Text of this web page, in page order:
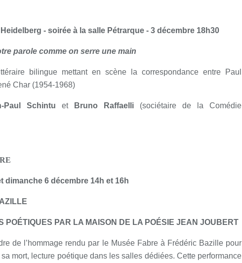
- soirée à la salle Pétrarque - 3 décembre 18h30
parole comme on serre une main
bilingue mettant en scène la correspondance entre Paul
Char (1954-1968)
Paul Schintu et Bruno Raffaelli (sociétaire de la Comédie
dimanche 6 décembre 14h et 16h
POÉTIQUES PAR LA MAISON DE LA POÉSIE JEAN JOUBERT
de l’hommage rendu par le Musée Fabre à Frédéric Bazille pour
mort, lecture poétique dans les salles dédiées. Cette performance